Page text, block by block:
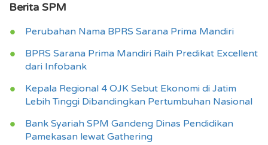
Berita SPM
Perubahan Nama BPRS Sarana Prima Mandiri
BPRS Sarana Prima Mandiri Raih Predikat Excellent
dari Infobank
Kepala Regional 4 OJK Sebut Ekonomi di Jatim
Lebih Tinggi Dibandingkan Pertumbuhan Nasional
Bank Syariah SPM Gandeng Dinas Pendidikan
Pamekasan lewat Gathering